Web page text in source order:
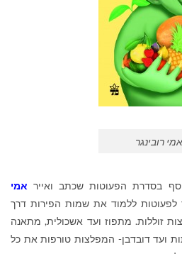
רובינגר
בסדרת הפעוטות שכתב ואייר אמי
לפעוטות ללמוד את שמות הפירות דרך
זוללות. מתפוז ועד אשכולית, מתאנה
ועד דובדבן- המפלצות טורפות את כל